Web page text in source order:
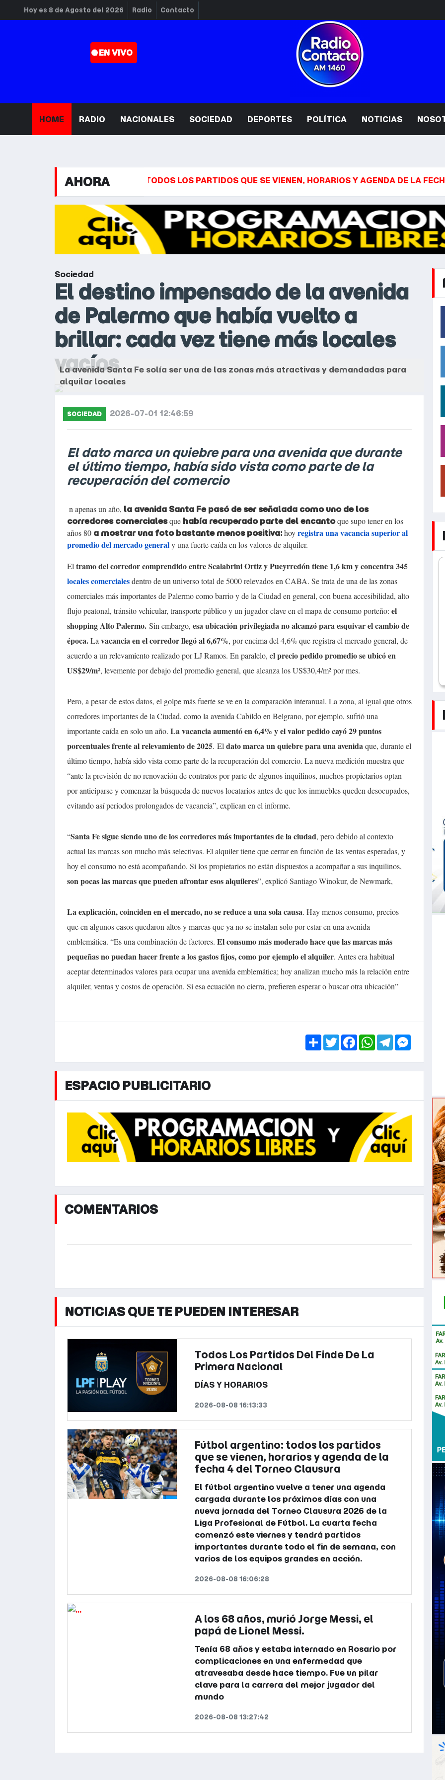
Hoy es 8 de Agosto del 2026 Radio Contacto
. EN VIVO
HOME RADIO NACIONALES SOCIEDAD DEPORTES POLÍTICA NOTICIAS
AHORA
FÚTBOL ARGENTINO: TODOS LOS PARTIDOS QUE SE VIENEN, HORARIOS Y AGENDA DE LA FECHA 4 DEL
Sociedad
El destino impensado de la avenida
de Palermo que había vuelto a
brillar: cada vez tiene más locales
vacíos
La avenida Santa Fe solía ser una de las zonas más atractivas y demandadas para
alquilar locales
SOCIEDAD 2026-07-01 12:46:59
El dato marca un quiebre para una avenida que durante
el último tiempo, había sido vista como parte de la
recuperación del comercio
n apenas un año, la avenida Santa Fe pasó de ser señalada como uno de los
corredores comerciales que había recuperado parte del encanto que supo tener en los
años 80 a mostrar una foto bastante menos positiva: hoyregistra una vacancia superior al
promedio del mercado generaly una fuerte caída en los valores de alquiler.
El tramo del corredor comprendido entre Scalabrini Ortiz y Pueyrredón tiene 1,6 km y concentra 345
locales comercialesdentro de un universo total de 5000 relevados en CABA. Se trata de una de las zonas
comerciales más importantes de Palermo como barrio y de la Ciudad en general, con buena accesibilidad, alto
flujo peatonal, tránsito vehicular, transporte público y un jugador clave en el mapa de consumo porteño: el
shopping Alto Palermo. Sin embargo, esa ubicación privilegiada no alcanzó para esquivar el cambio de
época.La vacancia en el corredor llegó al 6,67%, por encima del 4,6% que registra el mercado general, de
acuerdo a un relevamiento realizado por LJ Ramos. En paralelo, el precio pedido promedio se ubicó en
US$29/m², levemente por debajo del promedio general, que alcanza los US$30,4/m² por mes.
Pero, a pesar de estos datos, el golpe más fuerte se ve en la comparación interanual. La zona, al igual que otros
corredores importantes de la Ciudad, como la avenida Cabildo en Belgrano, por ejemplo, sufrió una
importante caída en solo un año. La vacancia aumentó en 6,4% y el valor pedido cayó 29 puntos
porcentuales frente al relevamiento de 2025. El dato marca un quiebre para una avenidaque, durante el
último tiempo, había sido vista como parte de la recuperación del comercio. La nueva medición muestra que
“ante la previsión de no renovación de contratos por parte de algunos inquilinos, muchos propietarios optan
por anticiparse y comenzar la búsqueda de nuevos locatarios antes de que los inmuebles queden desocupados,
evitando así periodos prolongados de vacancia”, explican en el informe.
“Santa Fe sigue siendo uno de los corredores más importantes de la ciudad, pero debido al contexto
actual las marcas son mucho más selectivas. El alquiler tiene que cerrar en función de las ventas esperadas, y
hoy el consumo no está acompañando. Si los propietarios no están dispuestos a acompañar a sus inquilinos,
son pocas las marcas que pueden afrontar esos alquileres”, explicó Santiago Winokur, de Newmark,
La explicación, coinciden en el mercado, no se reduce a una sola causa. Hay menos consumo, precios
que en algunos casos quedaron altos y marcas que ya no se instalan solo por estar en una avenida
emblemática. “Es una combinación de factores. El consumo más moderado hace que las marcas más
pequeñas no puedan hacer frente a los gastos fijos, como por ejemplo el alquiler. Antes era habitual
aceptar determinados valores para ocupar una avenida emblemática; hoy analizan mucho más la relación entre
alquiler, ventas y costos de operación. Si esa ecuación no cierra, prefieren esperar o buscar otra ubicación”
ShareTwitterFacebook
WhatsApp
Telegram
ESPACIO PUBLICITARIO
COMENTARIOS
NOTICIAS QUE TE PUEDEN INTERESAR
Todos Los Partidos Del Finde De La
Primera Nacional
DÍAS Y HORARIOS
2026-08-08 16:13:33
Fútbol argentino: todos los partidos
que se vienen, horarios y agenda de la
fecha 4 del Torneo Clausura
El fútbol argentino vuelve a tener una agenda
cargada durante los próximos días con una
nueva jornada del Torneo Clausura 2026 de la
Liga Profesional de Fútbol. La cuarta fecha
comenzó este viernes y tendrá partidos
importantes durante todo el fin de semana, con
varios de los equipos grandes en acción.
2026-08-08 16:06:28
A los 68 años, murió Jorge Messi, el
papá de Lionel Messi.
Tenía 68 años y estaba internado en Rosario por
complicaciones en una enfermedad que
atravesaba desde hace tiempo. Fue un pilar
clave para la carrera del mejor jugador del
mundo
2026-08-08 13:27:42